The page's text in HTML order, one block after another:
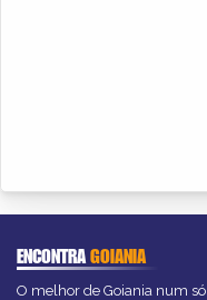
ENCONTRAGOIANIA
O melhor de Goiania num só